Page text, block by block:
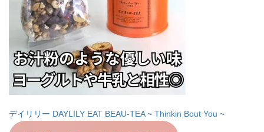
デイリリー DAYLILY EAT BEAU-TEA ~ Thinkin Bout You ~